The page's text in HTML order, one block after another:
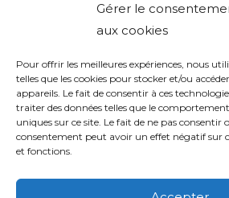
Gérer le
aux cookies
Pour offrir les meilleures expériences, nous
telles que les cookies pour stocker et/ou
appareils. Le fait de consentir à ces
traiter des données telles que le
uniques sur ce site. Le fait de ne pas consentir
consentement peut avoir un effet négatif sur
et fonctions.
Contact
Mentions Légales / Crédits
Politique de cookies (UE)
Politique de confidentialité – RGPD